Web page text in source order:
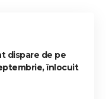
dispare de pe
înlocuit